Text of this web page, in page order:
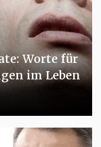
Worte für
im Leben